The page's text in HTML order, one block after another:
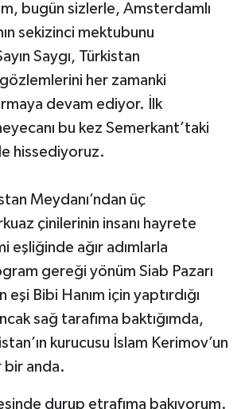
bugün sizlerle, Amsterdamlı
sekizinci mektubunu
Saygı, Türkistan
her zamanki
devam ediyor. İlk
bu kez Semerkant’taki
hissediyoruz.
Meydanı’ndan üç
çinilerinin insanı hayrete
eşliğinde ağır adımlarla
gereği yönüm Siab Pazarı
eşi Bibi Hanım için yaptırdığı
sağ tarafıma baktığımda,
kurucusu İslam Kerimov’un
bir anda.
durup etrafıma bakıyorum.